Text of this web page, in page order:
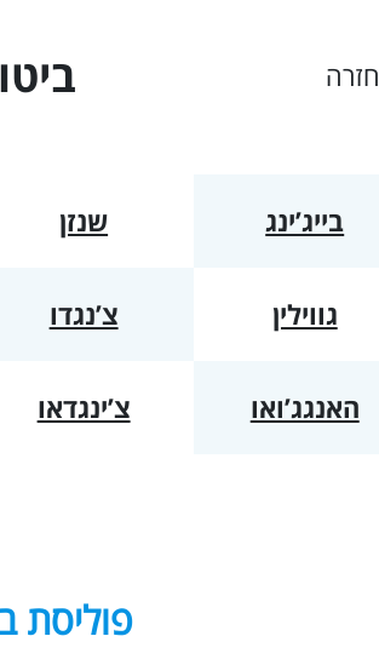
חזרה
בייג’ינג שנזן
גווילין צ’נגדו
האנגג’ואו צ’ינגדאו
פוליסת